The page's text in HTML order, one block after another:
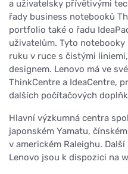
a uživatelsky přívětivými
řady business notebooků
portfolio také o řadu
uživatelům. Tyto
ruku v ruce s čistými
designem. Lenovo má ve
ThinkCentre a IdeaCentre,
dalších počítačových
Hlavní výzkumná centra
japonském Yamatu,
v americkém Raleighu.
Lenovo jsou k dispozici na